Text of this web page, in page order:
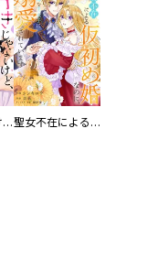
好きじゃないけど、抱いてください【電子単行本版／特典おまけ付き】 聖女不在による仮初め婚なのに、不器用な王太子に溺愛されています【電子単行本版／特典おまけ付き】